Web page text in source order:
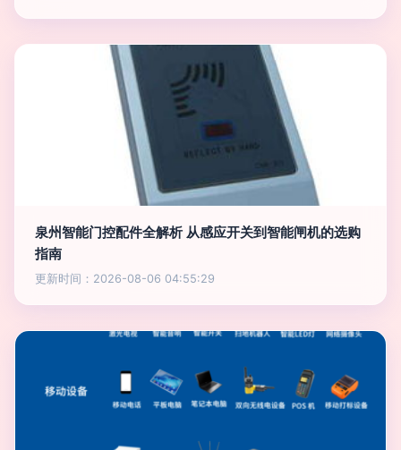
泉州智能门控配件全解析 从感应开关到智能闸机的选购
指南
更新时间：2026-08-06 04:55:29